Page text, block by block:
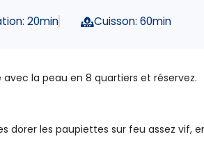
20min Cuisson: 60min
la peau en 8 quartiers et réservez.
dorer les paupiettes sur feu assez vif,